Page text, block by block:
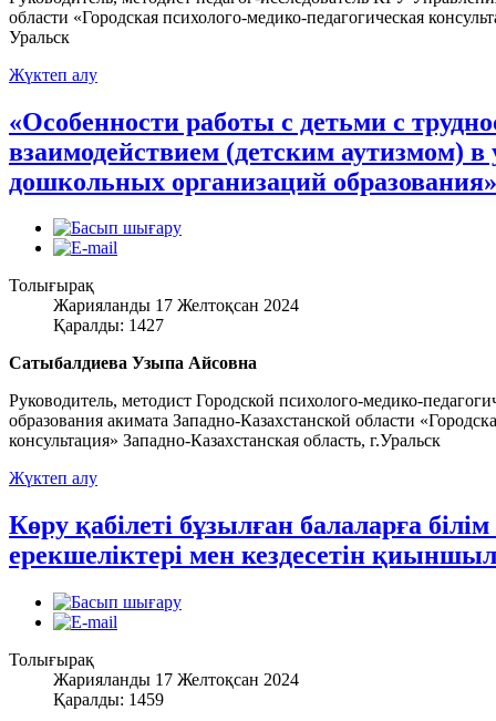
области «Городская психолого-медико-педагогическая
Уральск
Жүктеп алу
«Особенности работы с детьми с
взаимодействием (детским аутизмом)
дошкольных организаций образования»
Толығырақ
Жарияланды 17 Желтоқсан 2024
Қаралды: 1427
Сатыбалдиева Узыпа Айсовна
Руководитель, методист Городской психолого-медико-
образования акимата Западно-Казахстанской области
консультация» Западно-Казахстанская область, г.Уральск
Жүктеп алу
Көру қабілеті бұзылған балаларға
ерекшеліктері мен кездесетін
Толығырақ
Жарияланды 17 Желтоқсан 2024
Қаралды: 1459